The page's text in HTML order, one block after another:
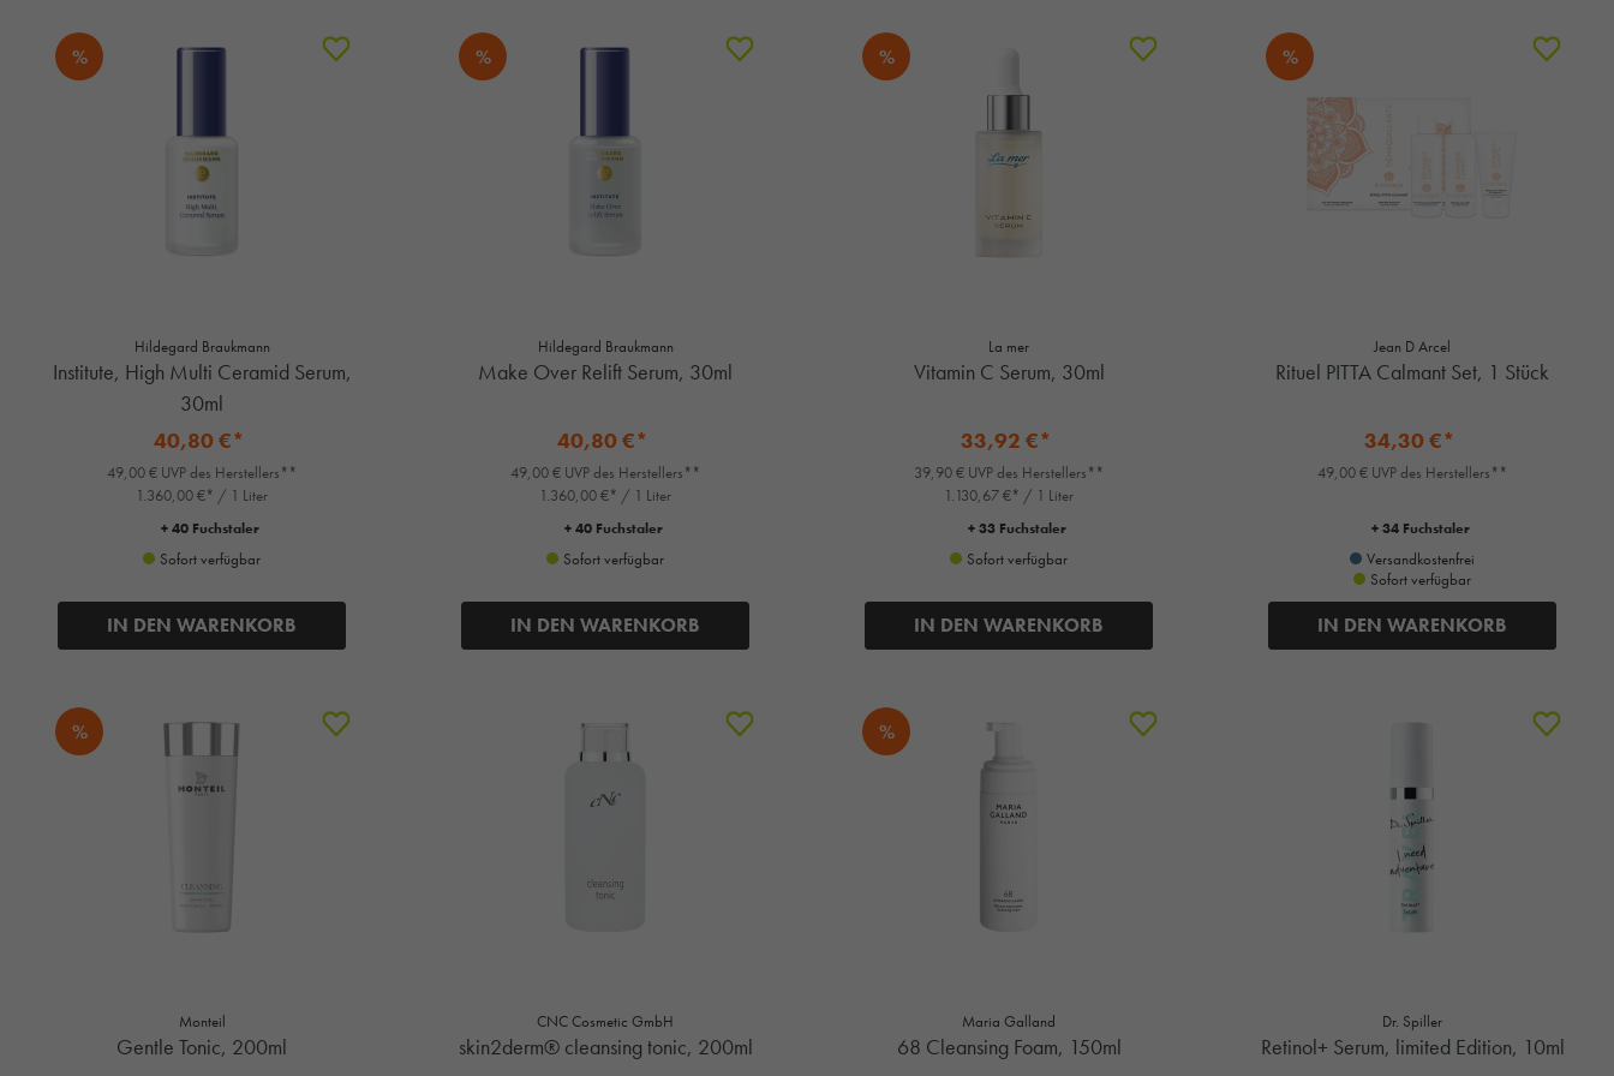
%
Hildegard Braukmann
Institute, High Multi Ceramid Serum,
30ml
40,80 €*
49,00 € UVP des Herstellers**
1.360,00 €* / 1 Liter
+ 40 Fuchstaler
Sofort verfügbar
IN DEN WARENKORB
%
Hildegard Braukmann
Make Over Relift Serum, 30ml
40,80 €*
49,00 € UVP des Herstellers**
1.360,00 €* / 1 Liter
+ 40 Fuchstaler
Sofort verfügbar
IN DEN WARENKORB
%
La mer
Vitamin C Serum, 30ml
33,92 €*
39,90 € UVP des Herstellers**
1.130,67 €* / 1 Liter
+ 33 Fuchstaler
Sofort verfügbar
IN DEN WARENKORB
%
Jean D Arcel
Rituel PITTA Calmant Set, 1 Stück
34,30 €*
49,00 € UVP des Herstellers**
+ 34 Fuchstaler
Versandkostenfrei
Sofort verfügbar
IN DEN WARENKORB
%
Monteil
Gentle Tonic, 200ml
CNC Cosmetic GmbH
skin2derm® cleansing tonic, 200ml
%
Maria Galland
68 Cleansing Foam, 150ml
Dr. Spiller
Retinol+ Serum, limited Edition, 10ml